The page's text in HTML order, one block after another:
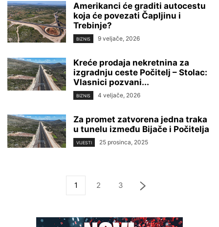
Amerikanci će graditi autocestu
koja će povezati Čapljinu i
Trebinje?
BIZNIS 9 veljače, 2026
Kreće prodaja nekretnina za
izgradnju ceste Počitelj – Stolac:
Vlasnici pozvani...
BIZNIS 4 veljače, 2026
Za promet zatvorena jedna traka
u tunelu između Bijače i Počitelja
VIJESTI 25 prosinca, 2025
1 2 3